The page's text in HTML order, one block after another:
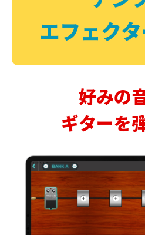
エフェク
好みの
ギターを